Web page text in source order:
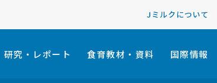
Jミルクについて
研究・レポート 食育教材・資料 国際情報